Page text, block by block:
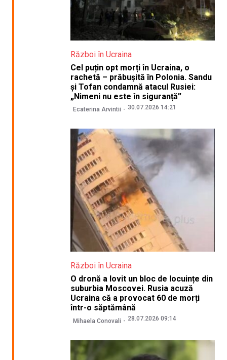
Război în Ucraina
Cel puțin opt morți în Ucraina, o
rachetă – prăbușită în Polonia. Sandu
și Tofan condamnă atacul Rusiei:
„Nimeni nu este în siguranță”
Ecaterina Arvintii 30.07.2026 14:21
Război în Ucraina
O dronă a lovit un bloc de locuințe din
suburbia Moscovei. Rusia acuză
Ucraina că a provocat 60 de morți
într-o săptămână
Mihaela Conovali 28.07.2026 09:14